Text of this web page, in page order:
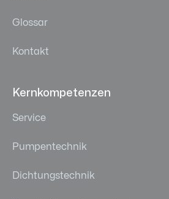
Glossar
Kontakt
Kernkompetenzen
Service
Pumpentechnik
Dichtungstechnik